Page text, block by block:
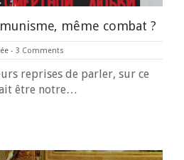
même combat ?
- 3 Comments
reprises de parler, sur ce
être notre…